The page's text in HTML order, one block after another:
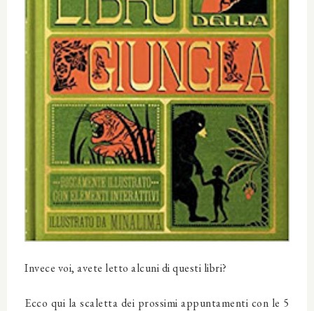
Invece voi, avete letto alcuni di questi libri?
Ecco qui la scaletta dei prossimi appuntamenti con le 5